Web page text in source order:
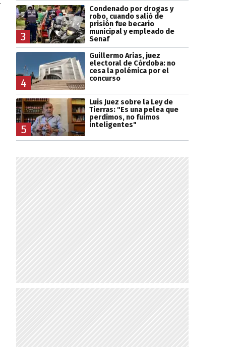
3
Condenado por drogas y
robo, cuando salió de
prisión fue becario
municipal y empleado de
Senaf
4
Guillermo Arias, juez
electoral de Córdoba: no
cesa la polémica por el
concurso
5
Luis Juez sobre la Ley de
Tierras: "Es una pelea que
perdimos, no fuimos
inteligentes"